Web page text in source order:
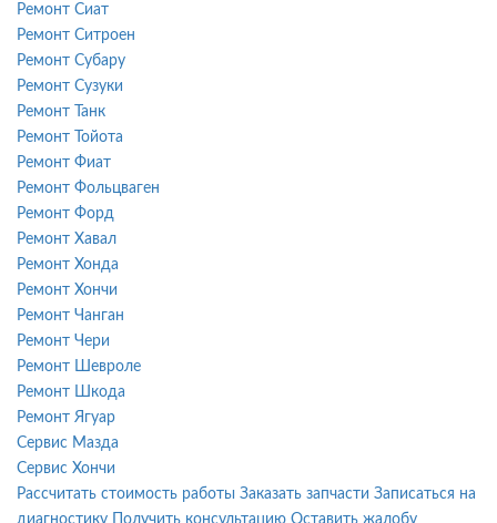
Ремонт Сиат
Ремонт Ситроен
Ремонт Субару
Ремонт Сузуки
Ремонт Танк
Ремонт Тойота
Ремонт Фиат
Ремонт Фольцваген
Ремонт Форд
Ремонт Хавал
Ремонт Хонда
Ремонт Хончи
Ремонт Чанган
Ремонт Чери
Ремонт Шевроле
Ремонт Шкода
Ремонт Ягуар
Сервис Мазда
Сервис Хончи
Рассчитать стоимость работы Заказать запчасти Записаться на
диагностику
Получить консультацию Оставить жалобу